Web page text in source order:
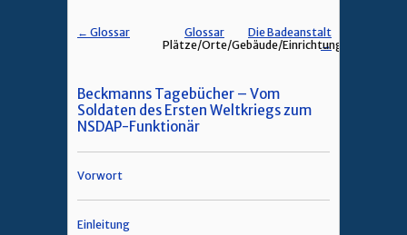
← Glossar
Die Badeanstalt
→
Glossar
Plätze/Orte/Gebäude/Einrichtungen
Beckmanns Tagebücher – Vom
Soldaten des Ersten Weltkriegs zum
NSDAP-Funktionär
Vorwort
Einleitung